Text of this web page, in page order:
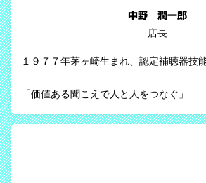
中野 潤一郎
店長
１９７７年茅ヶ崎生まれ、認定補聴器技
「価値ある聞こえで人と人をつなぐ」